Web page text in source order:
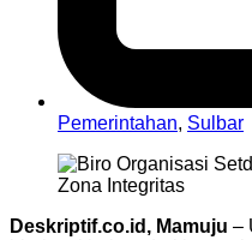
Pemerintahan, Sulbar
Deskriptif.co.id, Mamuju –